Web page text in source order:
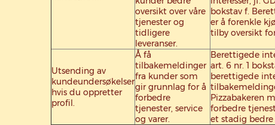
oversikt over våre
tjenester og
tidligere
leveranser.
bokstav f.
er å forenkle
tilby oversikt
Utsending av
kundeundersøkelser
hvis du oppretter
profil.
Å få
tilbakemeldinger
fra kunder som
gir grunnlag for å
forbedre
tjenester, service
og varer.
Berettigede
art. 6 nr. 1
berettigede
Pizzabakeren
forbedre
et stadig